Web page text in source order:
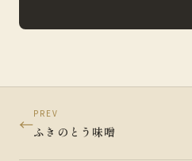
←PREV
ふきのとう味噌